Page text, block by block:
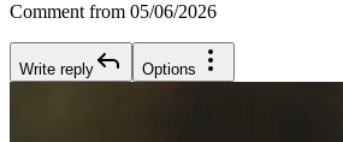
Comment from 05/06/2026
Write reply Options